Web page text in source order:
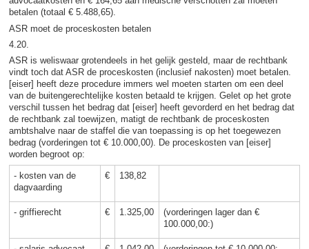
betalen (totaal € 5.488,65).
ASR moet de proceskosten betalen
4.20.
ASR is weliswaar grotendeels in het gelijk gesteld, maar de rechtbank
vindt toch dat ASR de proceskosten (inclusief nakosten) moet betalen.
[eiser] heeft deze procedure immers wel moeten starten om een deel
van de buitengerechtelijke kosten betaald te krijgen. Gelet op het grote
verschil tussen het bedrag dat [eiser] heeft gevorderd en het bedrag dat
de rechtbank zal toewijzen, matigt de rechtbank de proceskosten
ambtshalve naar de staffel die van toepassing is op het toegewezen
bedrag (vorderingen tot € 10.000,00). De proceskosten van [eiser]
worden begroot op:
- kosten van de
dagvaarding
€ 138,82
- griffierecht € 1.325,00
(vorderingen lager dan €
100.000,00:)